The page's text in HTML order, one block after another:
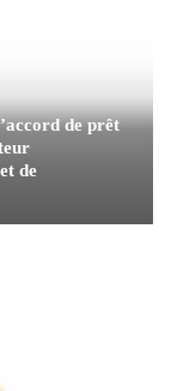
de prêt
de